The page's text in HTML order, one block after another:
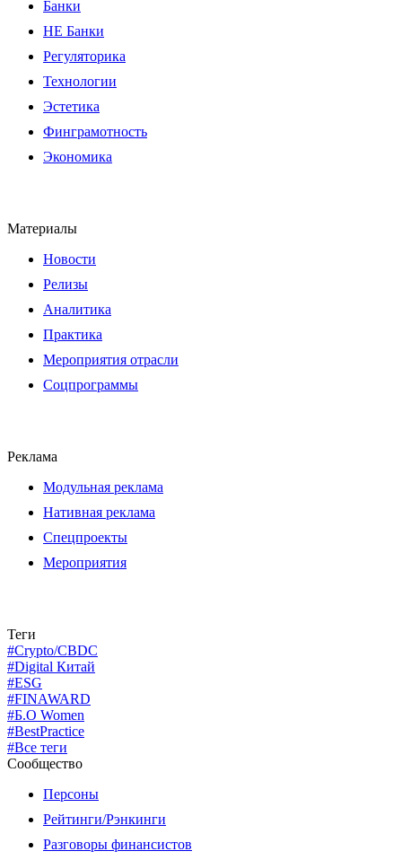
Банки
НЕ Банки
Регуляторика
Технологии
Эстетика
Финграмотность
Экономика
Материалы
Новости
Релизы
Аналитика
Практика
Мероприятия отрасли
Соцпрограммы
Реклама
Модульная реклама
Нативная реклама
Спецпроекты
Мероприятия
Теги
#Crypto/CBDC
#Digital Китай
#ESG
#FINAWARD
#Б.О Women
#BestPractice
#Все теги
Сообщество
Персоны
Рейтинги/Рэнкинги
Разговоры финансистов